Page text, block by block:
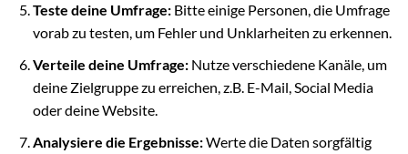
Teste deine Umfrage:Bitte einige Personen, die Umfrage
vorab zu testen, um Fehler und Unklarheiten zu erkennen.
Verteile deine Umfrage:Nutze verschiedene Kanäle, um
deine Zielgruppe zu erreichen, z.B. E-Mail, Social Media
oder deine Website.
Analysiere die Ergebnisse:Werte die Daten sorgfältig